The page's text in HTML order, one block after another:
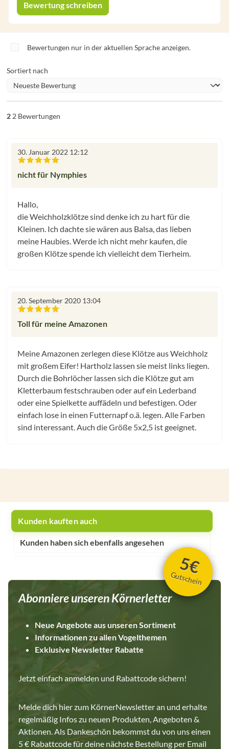
Bewertung schreiben
Bewertungen nur in der aktuellen Sprache anzeigen.
Sortiert nach
2 2 Bewertungen
30. Januar 2022 12:12
nicht für Nymphies
Hallo,
die Weichholzklötze sind denke ich zu hart für die
Kleinen. Ich dachte sie wären aus Balsa, das lieben
meine Haubies. Werde ich nicht mehr kaufen, die
großen Klötze spende ich vielleicht dem Tierheim.
20. September 2020 13:04
Toll für meine Amazonen
Meine Amazonen zerlegen diese Klötze aus Weichholz
mit großem Eifer! Hartholz lassen sie meist links liegen.
Durch die Bohrlöcher lassen sich die Klötze gut am
Kletterbaum festschrauben oder auf ein Lederband
oder eine Spielkette auffädeln und befestigen. Oder
einfach lose in einen Futternapf o.ä. legen. Alle Farben
sind interessant. Auch die Größe 5x2,5 ist geeignet.
Kunden kauften auch
Kunden haben sich ebenfalls angesehen
5€
Gutschein
Abonniere unseren Körnerletter
Neue Angebote aus unseren Sortiment
Informationen zu allen Vogelthemen
Exklusive Newsletter Rabatte
Jetzt einfach anmelden und Rabattcode sichern!
Melde dich hier zum KörnerNewsletter an und erhalte
regelmäßig Infos zu neuen Produkten, Angeboten &
Aktionen. Als Dankeschön bekommst du von uns einen
5 € Rabattcode für deine nächste Bestellung per Email